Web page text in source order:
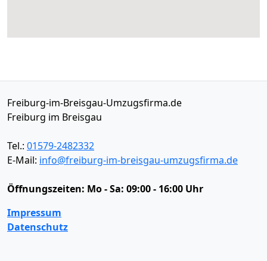
Freiburg-im-Breisgau-Umzugsfirma.de
Freiburg im Breisgau
Tel.: 01579-2482332
E-Mail: info@freiburg-im-breisgau-umzugsfirma.de
Öffnungszeiten: Mo - Sa: 09:00 - 16:00 Uhr
Impressum
Datenschutz